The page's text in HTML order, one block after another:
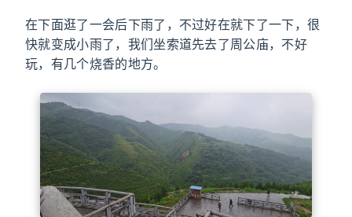
在下面逛了一会后下雨了，不过好在就下了一下，很
快就变成小雨了，我们坐索道先去了周公庙，不好
玩，有几个烧香的地方。